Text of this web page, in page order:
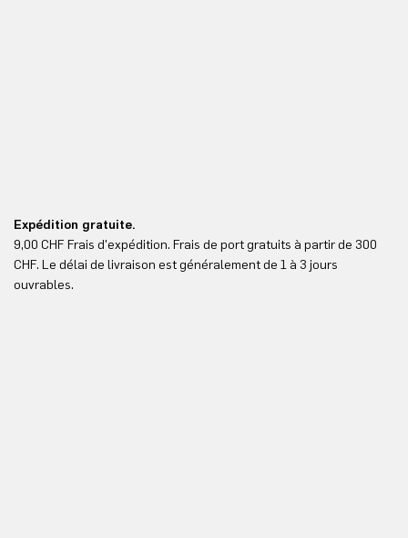
Expédition gratuite.
9,00 CHF Frais d'expédition. Frais de port gratuits à partir de 300
CHF. Le délai de livraison est généralement de 1 à 3 jours
ouvrables.